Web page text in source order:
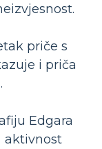
priče s
i priča
Edgara
aktivnost